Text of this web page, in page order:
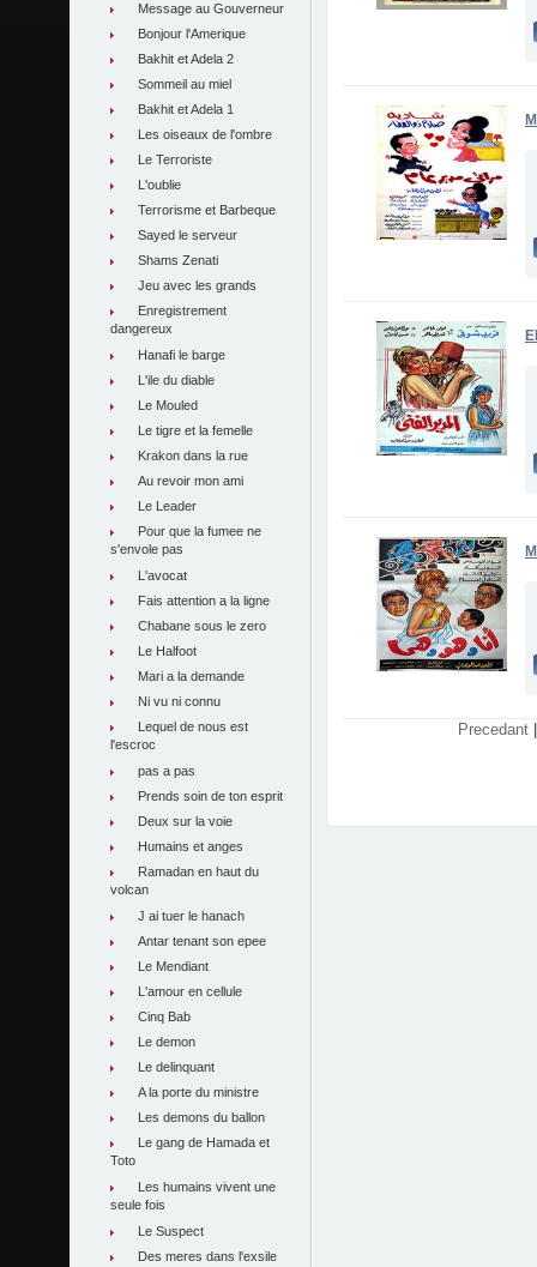
Message au Gouverneur
Bonjour l'Amerique
Bakhit et Adela 2
Sommeil au miel
Bakhit et Adela 1
Les oiseaux de l'ombre
Le Terroriste
L'oublie
Terrorisme et Barbeque
Sayed le serveur
Shams Zenati
Jeu avec les grands
Enregistrement
dangereux
Hanafi le barge
L'ile du diable
Le Mouled
Le tigre et la femelle
Krakon dans la rue
Au revoir mon ami
Le Leader
Pour que la fumee ne
s'envole pas
L'avocat
Fais attention a la ligne
Chabane sous le zero
Le Halfoot
Mari a la demande
Ni vu ni connu
Lequel de nous est
l'escroc
pas a pas
Prends soin de ton esprit
Deux sur la voie
Humains et anges
Ramadan en haut du
volcan
J ai tuer le hanach
Antar tenant son epee
Le Mendiant
L'amour en cellule
Cinq Bab
Le demon
Le delinquant
A la porte du ministre
Les demons du ballon
Le gang de Hamada et
Toto
Les humains vivent une
seule fois
Le Suspect
Des meres dans l'exsile
Precedant